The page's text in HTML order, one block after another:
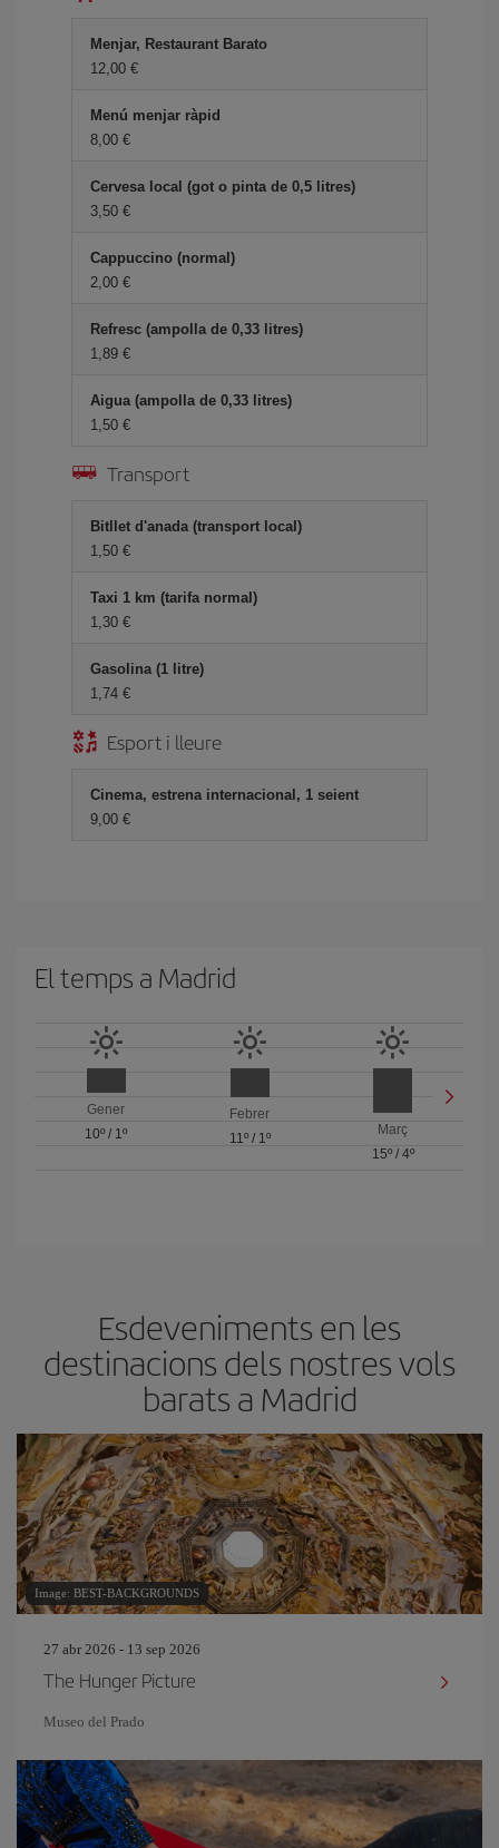
Menjar, Restaurant Barato
12,00
Menú menjar ràpid
8,00
Cervesa local (got o pinta de 0,5 litres)
3,50
Cappuccino (normal)
2,00
Refresc (ampolla de 0,33 litres)
1,89
Aigua (ampolla de 0,33 litres)
1,50
Transport
Bitllet d'anada (transport local)
1,50
Taxi 1 km (tarifa normal)
1,30
Gasolina (1 litre)
1,74
Esport i lleure
Cinema, estrena internacional, 1 seient
9,00
El temps a Madrid
Gener
10º / 1º
Febrer
11º/ 1º
Març
15º/ 4º
Esdeveniments en les
destinacions dels nostres vols
barats a Madrid
Image: BEST-BACKGROUNDS
27 abr 2026 - 13 sep 2026
The Hunger Picture
Museo del Prado